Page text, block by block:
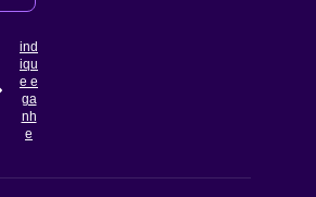
ind
iqu
e e
ga
nh
e